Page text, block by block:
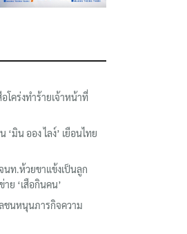
โคร่งทำร้ายเจ้าหน้าที่
‘มิน ออง ไลง์’ เยือนไทย
นท.ห้วยขาแข้งเป็นลูก
าย ‘เสือกินคน’
นหนุนภารกิจความ